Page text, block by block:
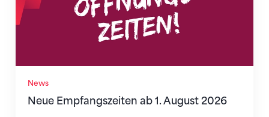
News
Neue Empfangszeiten ab 1. August 2026